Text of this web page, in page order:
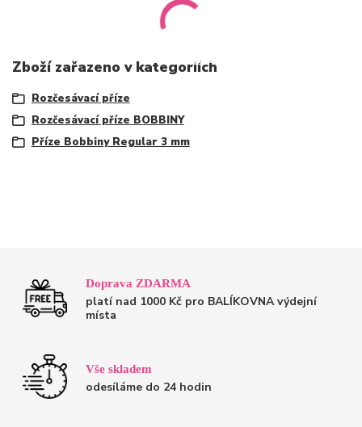
Zboží zařazeno v kategoriích
Rozčesávací příze
Rozčesávací příze BOBBINY
Příze Bobbiny Regular 3 mm
Doprava ZDARMA
platí nad 1000 Kč pro BALÍKOVNA výdejní
místa
Vše skladem
odesíláme do 24 hodin